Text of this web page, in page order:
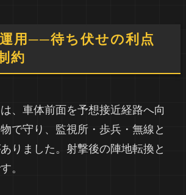
用──待ち伏せの利点
約
、車体前面を予想接近経路へ向
で守り、監視所・歩兵・無線と
りました。射撃後の陣地転換と
。